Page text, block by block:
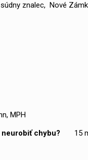
súdny znalec, Nové
MPH
chybu?
15